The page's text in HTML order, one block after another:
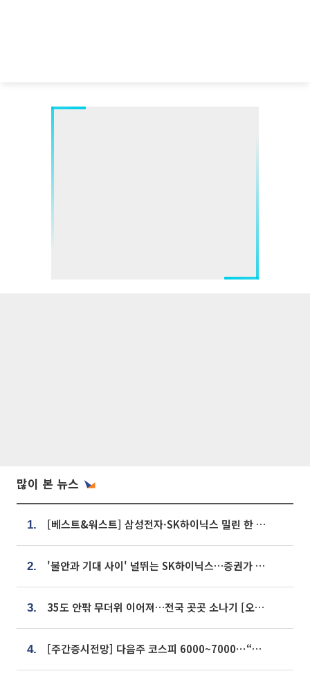
많이 본 뉴스
1. [베스트&워스트] 삼성전자·SK하이닉스 밀린 한 주…상상인증권은 85% 급등
2. '불안과 기대 사이' 널뛰는 SK하이닉스…증권가 "HBM4·LTA 기반 펀터멘털 견고"
3. 35도 안팎 무더위 이어져…전국 곳곳 소나기 [오늘 날씨]
4. [주간증시전망] 다음주 코스피 6000~7000⋯“外人 수급은 정책이 변수”